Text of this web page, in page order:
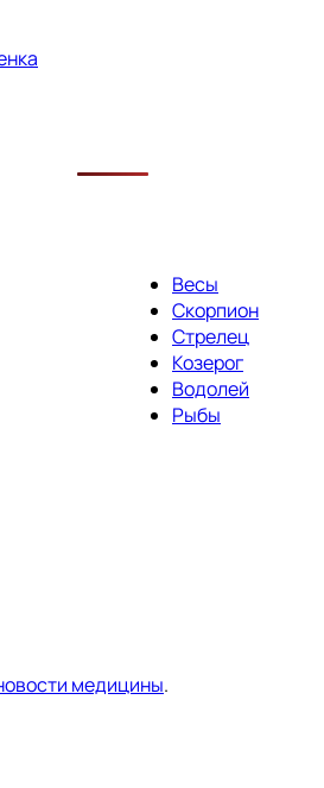
Весы
Скорпион
Стрелец
Козерог
Водолей
Рыбы
медицины.